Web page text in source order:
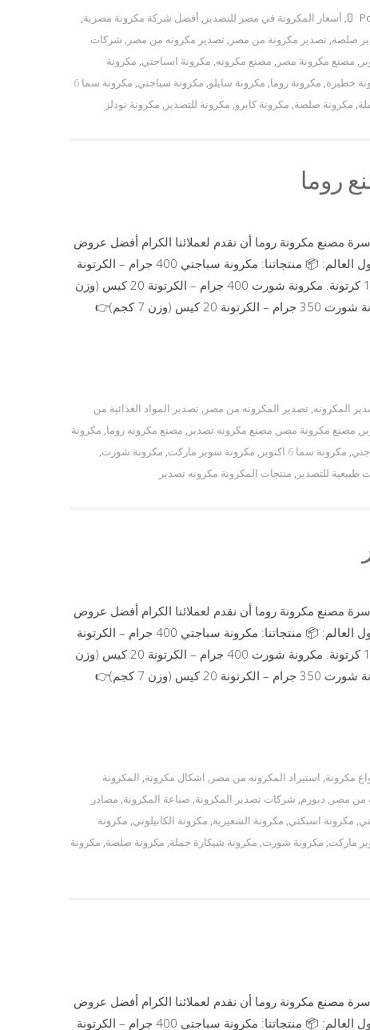
, أسعار المكرونة في مصر للتصدير , أفضل شركة مكرونة مصرية,
صلصة, تصدير مكرونة من مصر , تصدير مكرونه من مصر , شركات
, مصنع مكرونة مصر , مصنع مكرونه, مكرونة اسباجتي, مكرونة
خطيرة, مكرونة روما, مكرونة سايلو, مكرونة سباجتي,
مكرونة سما 6
, مكرونة صلصة, مكرونة كايرو, مكرونة للتصدير , مكرونة نودلز
روما
مصنع مكرونة روما أن نقدم لعملائنا الكرام أفضل عروض
المكرونة المميزة بجودة عالية وأسعار منافسة للتصدير إلى جميع دول العالم: 📦 منتجاتنا: مكرونة سباجتي 400 جرام – الكرتونة
20 كيس (وزن 8 كجم)👉 سعر الكرتونة: 205 جنيه مصري – الطن 125 كرتونة. مكرونة شورت 400 جرام – الكرتونة 20 كيس (وزن
8 كجم)👉 سعر الكرتونة: 195 جنيه مصري – الطن 125 كرتونة. مكرونة شورت 350 جرام – الكرتونة 20 كيس (وزن 7 كجم)👉
المكرونه, تصدير المكرونه من مصر , تصدير المواد الغذائية من
, مصنع مكرونة مصر , مصنع مكرونه تصدير , مصنع مكرونه روما, مكرونة
, مكرونة سما 6 اكتوبر , مكرونة سوبر ماركت, مكرونة شورت,
طبيعية للتصدير , منتجات المكرونة مكرونه تصدير
مصنع مكرونة روما أن نقدم لعملائنا الكرام أفضل عروض
المكرونة المميزة بجودة عالية وأسعار منافسة للتصدير إلى جميع دول العالم: 📦 منتجاتنا: مكرونة سباجتي 400 جرام – الكرتونة
20 كيس (وزن 8 كجم)👉 سعر الكرتونة: 205 جنيه مصري – الطن 125 كرتونة. مكرونة شورت 400 جرام – الكرتونة 20 كيس (وزن
8 كجم)👉 سعر الكرتونة: 195 جنيه مصري – الطن 125 كرتونة. مكرونة شورت 350 جرام – الكرتونة 20 كيس (وزن 7 كجم)👉
مكرونة, استيراد المكرونه من مصر , اشكال مكرونة, المكرونة
من مصر , ديورم, شركات تصدير المكرونة, صناعة المكرونة, مصادر
, مكرونة اسبكتي, مكرونة الشعيرية, مكرونة الكانيلوني, مكرونة
ماركت, مكرونة شورت, مكرونة شيكارة جملة, مكرونة صلصة, مكرونة
مصنع مكرونة روما أن نقدم لعملائنا الكرام أفضل عروض
المكرونة المميزة بجودة عالية وأسعار منافسة للتصدير إلى جميع دول العالم: 📦 منتجاتنا: مكرونة سباجتي 400 جرام – الكرتونة